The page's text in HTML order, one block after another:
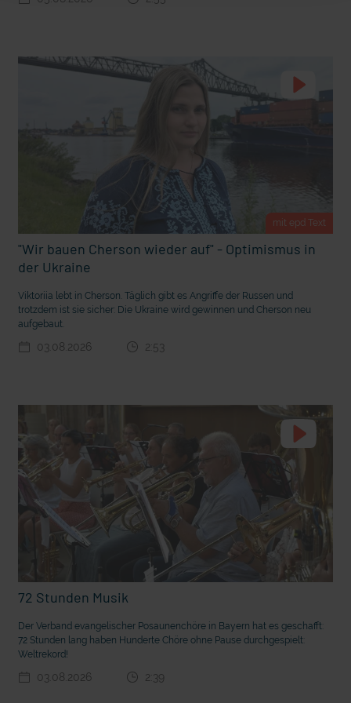
deutsche Sprache? Vorhang auf für Kinderzirkus Giovanni
mit epd Text
"Wir bauen Cherson wieder auf" - Optimismus in
der Ukraine
Viktoriia lebt in Cherson. Täglich gibt es Angriffe der Russen und
trotzdem ist sie sicher: Die Ukraine wird gewinnen und Cherson neu
aufgebaut.
03.08.2026 2:53
72 Stunden Musik
Der Verband evangelischer Posaunenchöre in Bayern hat es geschafft:
72 Stunden lang haben Hunderte Chöre ohne Pause durchgespielt:
Weltrekord!
03.08.2026 2:39